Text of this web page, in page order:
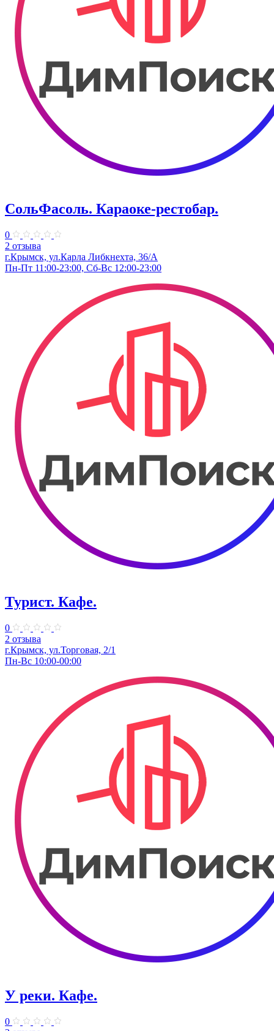
СольФасоль. Караоке-рестобар.
0
2 отзыва
г.Крымск, ул.Карла Либкнехта, 36/А
Пн-Пт 11:00-23:00, Сб-Вс 12:00-23:00
Турист. Кафе.
0
2 отзыва
г.Крымск, ул.Торговая, 2/1
Пн-Вс 10:00-00:00
У реки. Кафе.
0